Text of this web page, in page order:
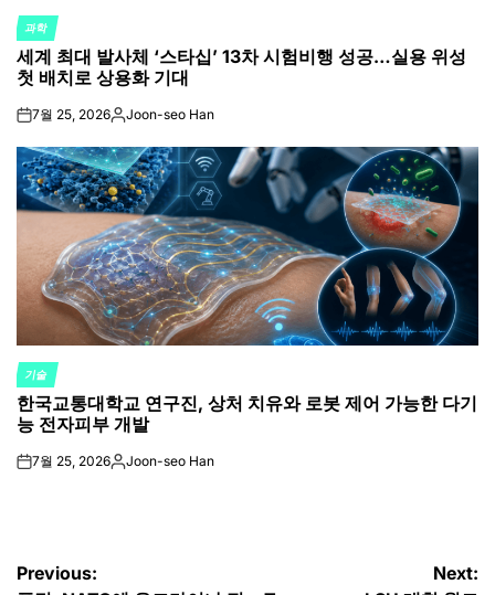
POSTED
IN
과학
세계 최대 발사체 ‘스타십’ 13차 시험비행 성공…실용 위성
첫 배치로 상용화 기대
on7월 25, 2026Posted
Joon-seo Han
POSTED
IN
기술
한국교통대학교 연구진, 상처 치유와 로봇 제어 가능한 다기
능 전자피부 개발
on7월 25, 2026Posted
Joon-seo Han
글
Previous:
Next: